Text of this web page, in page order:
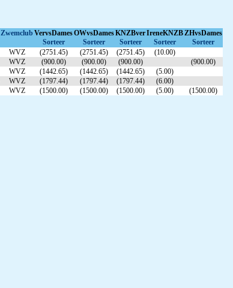
Zwemclub VervsDames
Sorteer
OWvsDames
Sorteer
KNZBver
Sorteer
IreneKNZB
Sorteer
ZHvsDames
Sorteer
WVZ (2751.45) (2751.45) (2751.45)
(10.00)
WVZ (900.00) (900.00) (900.00)
(900.00)
WVZ (1442.65) (1442.65) (1442.65)
(5.00)
WVZ (1797.44) (1797.44) (1797.44)
(6.00)
WVZ (1500.00) (1500.00) (1500.00) (5.00) (1500.00)